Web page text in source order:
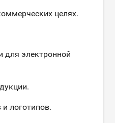
целях.
для электронной
логотипов.